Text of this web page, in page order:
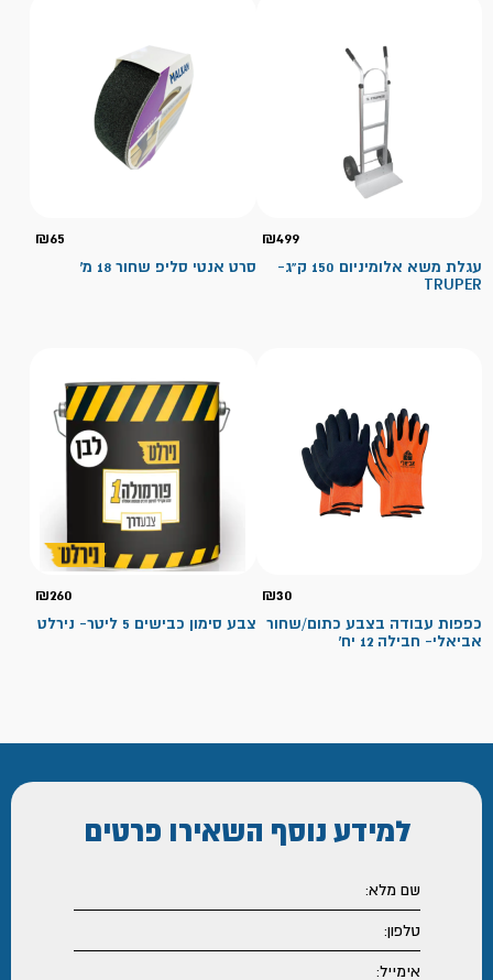
₪499
עגלת משא אלומיניום 150 ק"ג-
TRUPER
₪65
סרט אנטי סליפ שחור 18 מ'
₪30
כפפות עבודה בצבע כתום/שחור
אביאלי- חבילה 12 יח'
₪260
צבע סימון כבישים 5 ליטר- נירלט
למידע נוסף השאירו פרטים